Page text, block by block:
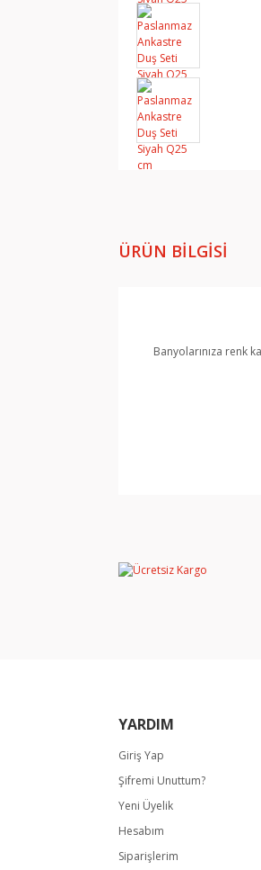
ÜRÜN BILGISI
Banyolarınıza renk
Ürün resmi
YARDIM
Giriş Yap
Şifremi Unuttum?
Yeni Üyelik
Hesabım
Siparişlerim